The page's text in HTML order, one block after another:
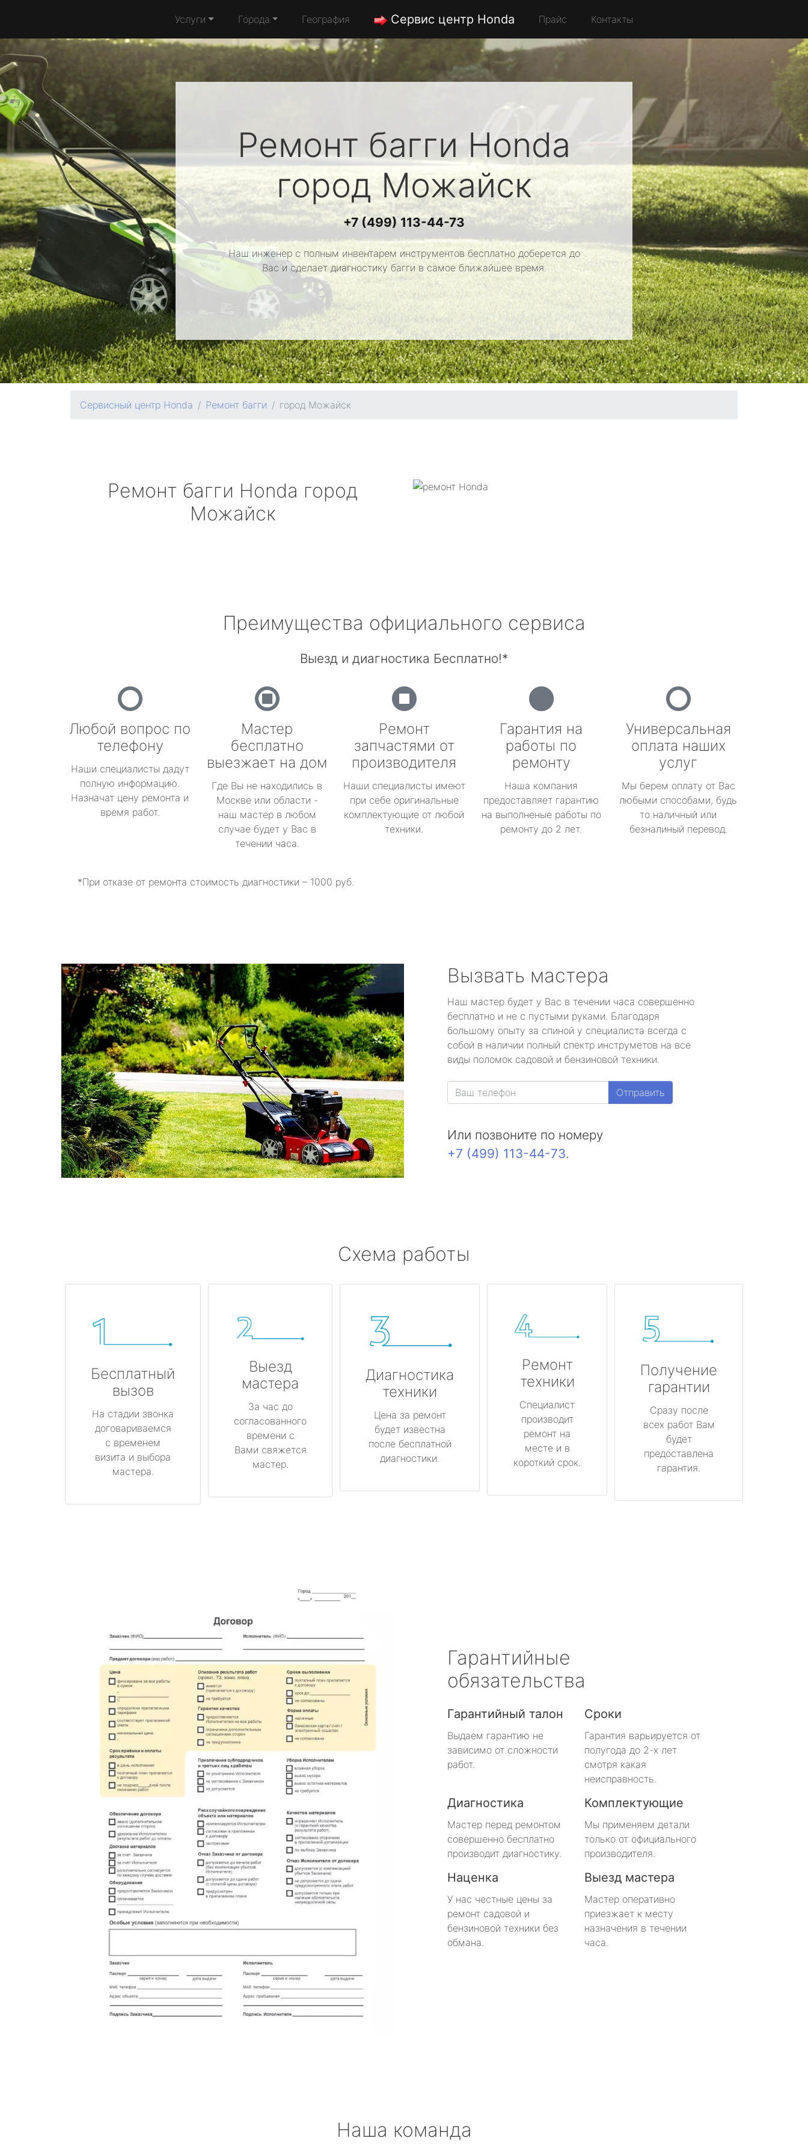
Услуги Города География Сервис центр Honda Прайс Контакты
Ремонт багги Honda
город Можайск
+7 (499) 113-44-73
Наш инженер с полным инвентарем инструментов бесплатно доберется до
Вас и сделает диагностику багги в самое ближайшее время.
Сервисный центр Honda Ремонт багги город Можайск
Ремонт багги Honda город
Можайск
Преимущества официального сервиса
Выезд и диагностика Бесплатно!*
Любой вопрос по
телефону
Наши специалисты дадут
полную информацию.
Назначат цену ремонта и
время работ.
Мастер
бесплатно
выезжает на дом
Где Вы не находились в
Москве или области -
наш мастер в любом
случае будет у Вас в
течении часа.
Ремонт
запчастями от
производителя
Наши специалисты имеют
при себе оригинальные
комплектующие от любой
техники.
Гарантия на
работы по
ремонту
Наша компания
предоставляет гарантию
на выполненые работы по
ремонту до 2 лет.
Универсальная
оплата наших
услуг
Мы берем оплату от Вас
любыми способами, будь
то наличный или
безналиный перевод.
*При отказе от ремонта стоимость диагностики – 1000 руб.
Вызвать мастера
Наш мастер будет у Вас в течении часа совершенно
бесплатно и не с пустыми руками. Благодаря
большому опыту за спиной у специалиста всегда с
собой в наличии полный спектр инструметов на все
виды поломок садовой и бензиновой техники.
Отправить
Или позвоните по номеру
+7 (499) 113-44-73.
Схема работы
Бесплатный
вызов
На стадии звонка
договариваемся
с временем
визита и выбора
мастера.
Выезд
мастера
За час до
согласованного
времени с
Вами свяжется
мастер.
Диагностика
техники
Цена за ремонт
будет известна
после бесплатной
диагностики.
Ремонт
техники
Специалист
производит
ремонт на
месте и в
короткий срок.
Получение
гарантии
Сразу после
всех работ Вам
будет
предоставлена
гарантия.
Гарантийные
обязательства
Гарантийный талон
Выдаем гарантию не
зависимо от сложности
работ.
Сроки
Гарантия варьируется от
полугода до 2-х лет
смотря какая
неисправность.
Диагностика
Мастер перед ремонтом
совершенно бесплатно
производит диагностику.
Комплектующие
Мы применяем детали
только от официального
производителя.
Наценка
У нас честные цены за
ремонт садовой и
бензиновой техники без
обмана.
Выезд мастера
Мастер оперативно
приезжает к месту
назначения в течении
часа.
Наша команда